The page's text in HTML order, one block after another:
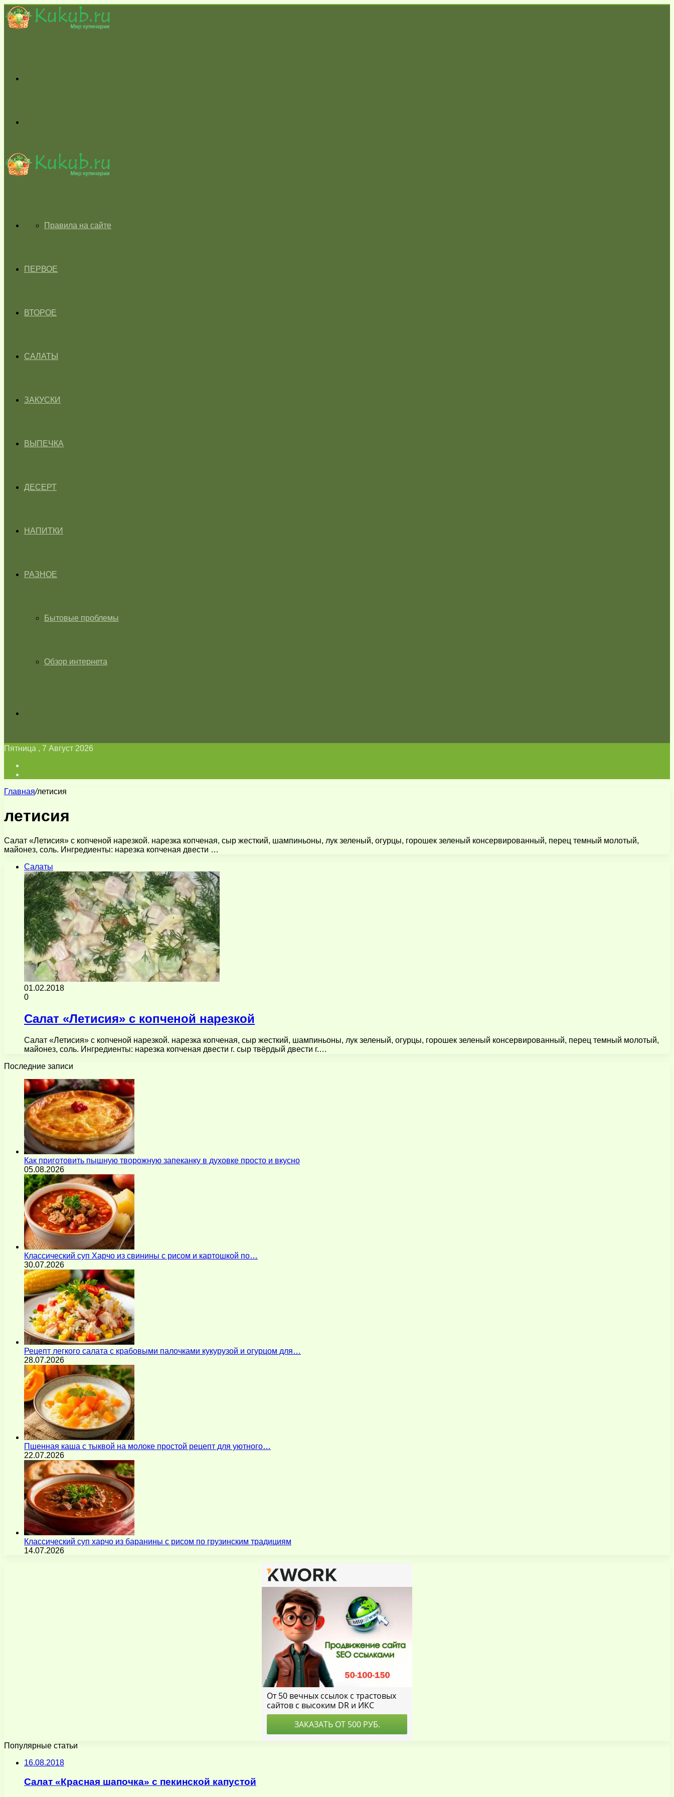
skin
ГЛАВНАЯПравила на сайте
ПЕРВОЕ
ВТОРОЕ
САЛАТЫ
ЗАКУСКИ
ВЫПЕЧКА
ДЕСЕРТ
НАПИТКИ
РАЗНОЕ
Бытовые проблемы
Обзор интернета
Пятница , 7 Август 2026
Главная/летисия
летисия
Салат «Летисия» с копченой нарезкой. нарезка копченая, сыр жесткий, шампиньоны, лук зеленый, огурцы, горошек зеленый консервированный, перец темный молотый,
майонез, соль. Ингредиенты: нарезка копченая двести …
Салаты
01.02.2018
0
Салат «Летисия» с копченой нарезкой
Салат «Летисия» с копченой нарезкой. нарезка копченая, сыр жесткий, шампиньоны, лук зеленый, огурцы, горошек зеленый консервированный, перец темный молотый,
майонез, соль. Ингредиенты: нарезка копченая двести г. сыр твёрдый двести г.…
Последние записи
Как приготовить пышную творожную запеканку в духовке просто и вкусно
05.08.2026
Классический суп Харчо из свинины с рисом и картошкой по…
30.07.2026
Рецепт легкого салата с крабовыми палочками кукурузой и огурцом для…
28.07.2026
Пшенная каша с тыквой на молоке простой рецепт для уютного…
22.07.2026
Классический суп харчо из баранины с рисом по грузинским традициям
14.07.2026
Популярные статьи
16.08.2018
Салат «Красная шапочка» с пекинской капустой